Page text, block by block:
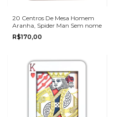
20 Centros De Mesa Homem
Aranha, Spider Man Sem nome
R$170,00